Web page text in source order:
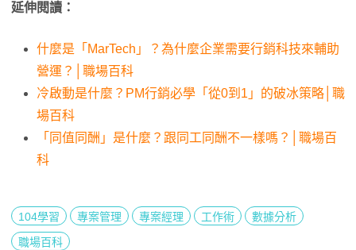
延伸閱讀：
什麼是「MarTech」？為什麼企業需要行銷科技來輔助
營運？│職場百科
冷啟動是什麼？PM行銷必學「從0到1」的破冰策略│職
場百科
「同值同酬」是什麼？跟同工同酬不一樣嗎？│職場百
科
104學習 專案管理 專案經理 工作術
數據分析
職場百科